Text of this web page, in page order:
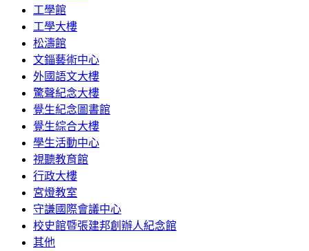
工學館
工學大樓
松濤館
文錙藝術中心
外國語文大樓
驚聲紀念大樓
覺生紀念圖書館
覺生綜合大樓
學生活動中心
視聽教育館
行政大樓
宮燈教室
守謙國際會議中心
校史館暨張建邦創辦人紀念館
其他